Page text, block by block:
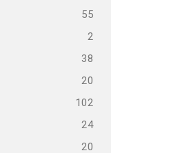
55
2
38
20
102
24
20